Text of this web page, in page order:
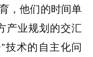
，他们的时间单
产业规划的交汇
术的自主化问